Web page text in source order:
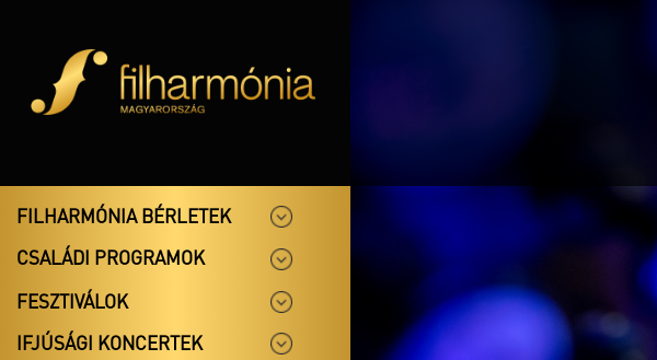
FILHARMÓNIA BÉRLETEK
CSALÁDI PROGRAMOK
FESZTIVÁLOK
IFJÚSÁGI KONCERTEK